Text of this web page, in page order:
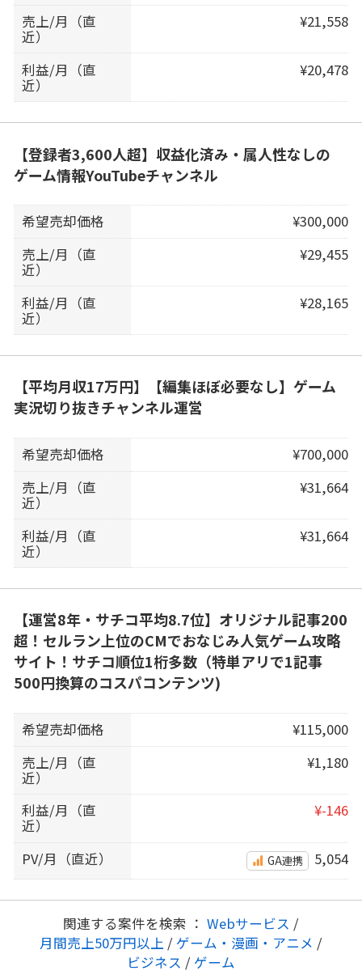
売上/月（直
近）
¥21,558
利益/月（直
近）
¥20,478
【登録者3,600人超】収益化済み・属人性なしの
ゲーム情報YouTubeチャンネル
希望売却価格
¥300,000
売上/月（直
近）
¥29,455
利益/月（直
近）
¥28,165
【平均月収17万円】【編集ほぼ必要なし】ゲーム
実況切り抜きチャンネル運営
希望売却価格
¥700,000
売上/月（直
近）
¥31,664
利益/月（直
近）
¥31,664
【運営8年・サチコ平均8.7位】オリジナル記事200
超！セルラン上位のCMでおなじみ人気ゲーム攻略
サイト！サチコ順位1桁多数（特単アリで1記事
500円換算のコスパコンテンツ)
希望売却価格
¥115,000
売上/月（直
近）
¥1,180
利益/月（直
近）
¥-146
PV/月（直近） GA連携 5,054
関連する案件を検索 ： Webサービス /
月間売上50万円以上 / ゲーム・漫画・アニメ /
ビジネス / ゲーム